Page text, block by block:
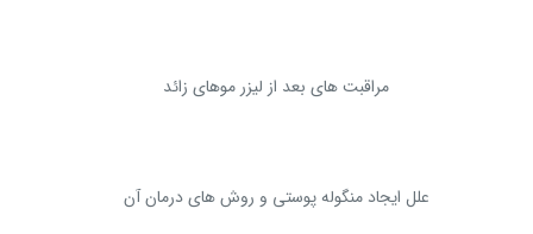
مراقبت های بعد از لیزر موهای زائد
علل ایجاد منگوله پوستی و روش های درمان آن